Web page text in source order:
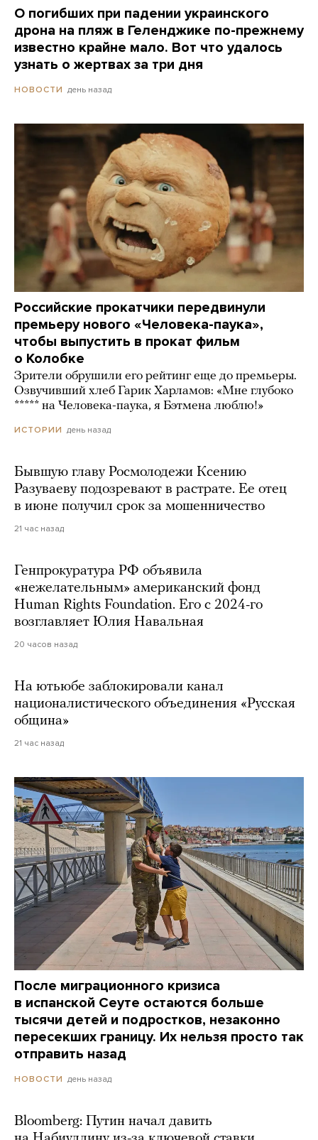
О погибших при падении украинского
дрона на пляж в Геленджике по-прежнему
известно крайне мало. Вот что удалось
узнать о жертвах за три дня
НОВОСТИ день назад
Российские прокатчики передвинули
премьеру нового «Человека-паука»,
чтобы выпустить в прокат фильм
о Колобке
Зрители обрушили его рейтинг еще до премьеры.
Озвучивший хлеб Гарик Харламов: «Мне глубоко
***** на Человека-паука, я Бэтмена люблю!»
ИСТОРИИ день назад
Бывшую главу Росмолодежи Ксению
Разуваеву подозревают в растрате. Ее отец
в июне получил срок за мошенничество
21 час назад
Генпрокуратура РФ объявила
«нежелательным» американский фонд
Human Rights Foundation. Его с 2024-го
возглавляет Юлия Навальная
20 часов назад
На ютьюбе заблокировали канал
националистического объединения «Русская
община»
21 час назад
После миграционного кризиса
в испанской Сеуте остаются больше
тысячи детей и подростков, незаконно
пересекших границу. Их нельзя просто так
отправить назад
НОВОСТИ день назад
Bloomberg: Путин начал давить